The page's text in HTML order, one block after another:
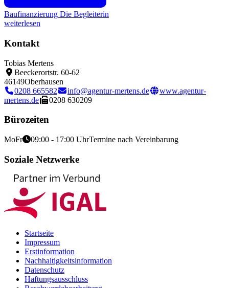
Baufinanzierung Die Begleiterin
weiterlesen
Kontakt
Tobias Mertens
Beeckerortstr. 60-62
46149Oberhausen
0208 665582
info@agentur-mertens.de
www.agentur-
mertens.de
0208 630209
Bürozeiten
MoFr 09:00 - 17:00 UhrTermine nach Vereinbarung
Soziale Netzwerke
Startseite
Impressum
Erstinformation
Nachhaltigkeitsinformation
Datenschutz
Haftungsausschluss